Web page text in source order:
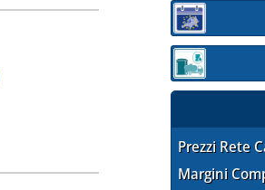
. Pubblicata venerdì 28 novembre 2014 alle 15.35.
Sezione:
Sezione:
Prezzi Rete
Margini